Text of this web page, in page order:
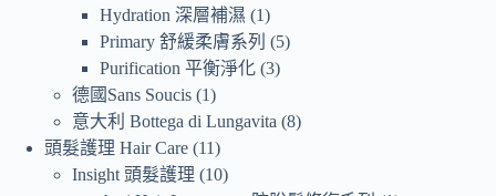
Hydration 深層補濕
1
Primary 舒緩柔膚系列
5
Purification 平衡淨化 3
德國Sans Soucis 1
意大利 Bottega di Lungavita 8
頭髮護理 Hair Care 11
Insight 頭髮護理
10